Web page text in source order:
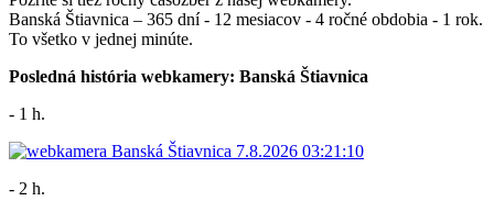
Banská Štiavnica – 365 dní - 12 mesiacov - 4 ročné obdobia - 1 rok.
To všetko v jednej minúte.
Posledná história webkamery: Banská Štiavnica
- 1 h.
- 2 h.